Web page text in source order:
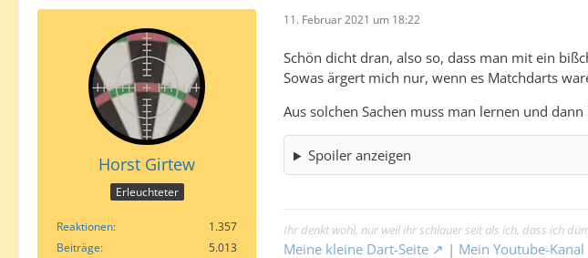
Horst Girtew
Erleuchteter
Reaktionen
1.357
Beiträge
5.013
11. Februar 2021 um 18:22
Schön dicht dran, also so, dass man mit ein
Sowas ärgert mich nur, wenn es Matchdarts
Aus solchen Sachen muss man lernen und
Spoiler anzeigen
Ihr denkt wohl, nur weil ihr schlauer seit als ich, dass ich
Meine kleine Dart-Seite | Mein Youtube-Kanal